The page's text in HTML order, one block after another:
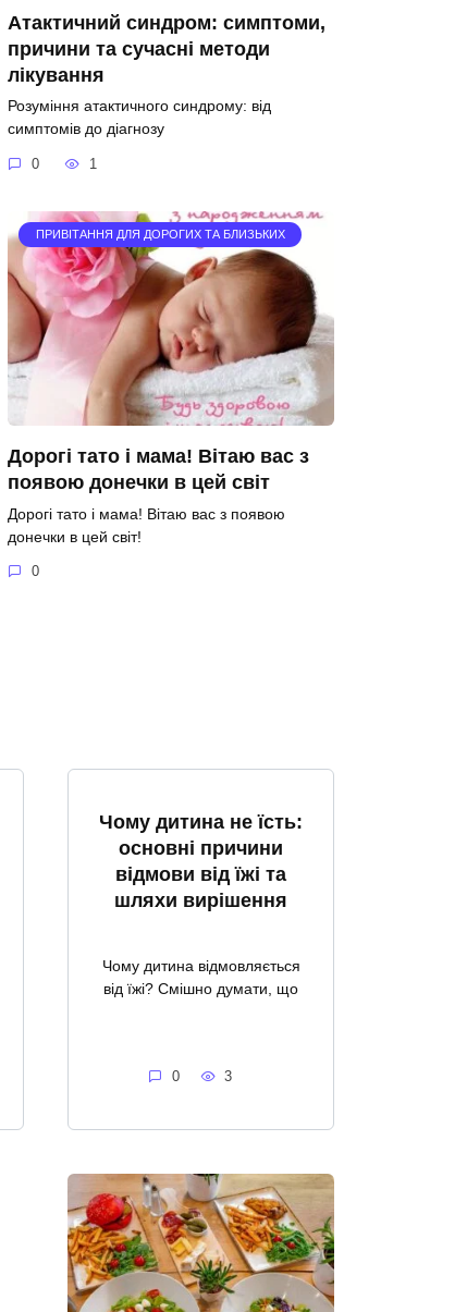
Атактичний синдром: симптоми,
причини та сучасні методи
лікування
Розуміння атактичного синдрому: від
симптомів до діагнозу
0 1
ПРИВІТАННЯ ДЛЯ ДОРОГИХ ТА БЛИЗЬКИХ
Дорогі тато і мама! Вітаю вас з
появою донечки в цей світ
Дорогі тато і мама! Вітаю вас з появою
донечки в цей світ!
0
Чому дитина не їсть:
основні причини
відмови від їжі та
шляхи вирішення
Чому дитина відмовляється
від їжі? Смішно думати, що
0 3